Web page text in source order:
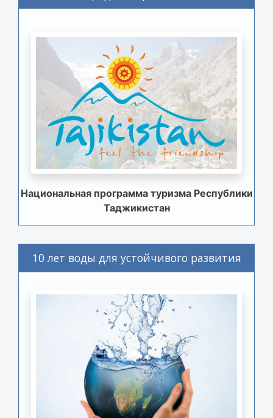
Национальная программа туризма Республики
Таджикистан
10 лет воды для устойчивого развития